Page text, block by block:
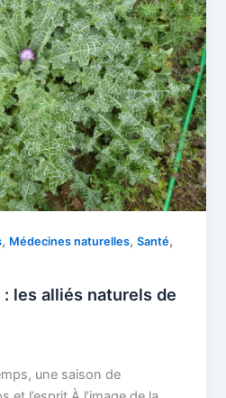
, Médecines naturelles,Santé,
les alliés naturels de
une saison de